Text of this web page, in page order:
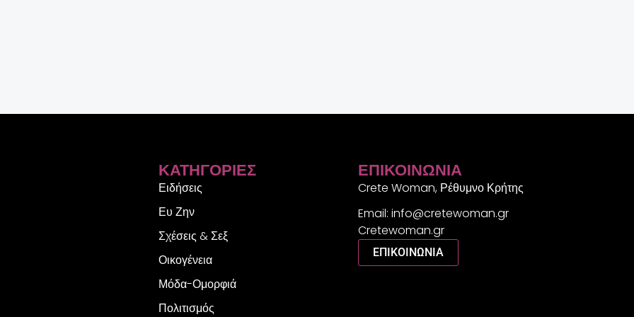
ΚΑΤΗΓΟΡΊΕΣ
Ειδήσεις
Ευ Ζην
Σχέσεις & Σεξ
Οικογένεια
Μόδα-Ομορφιά
Πολιτισμός
ΕΠΙΚΟΙΝΩΝΊΑ
Crete Woman, Ρέθυμνο Κρήτης
Email: info@cretewoman.gr
Cretewoman.gr
ΕΠΙΚΟΙΝΩΝΙΑ